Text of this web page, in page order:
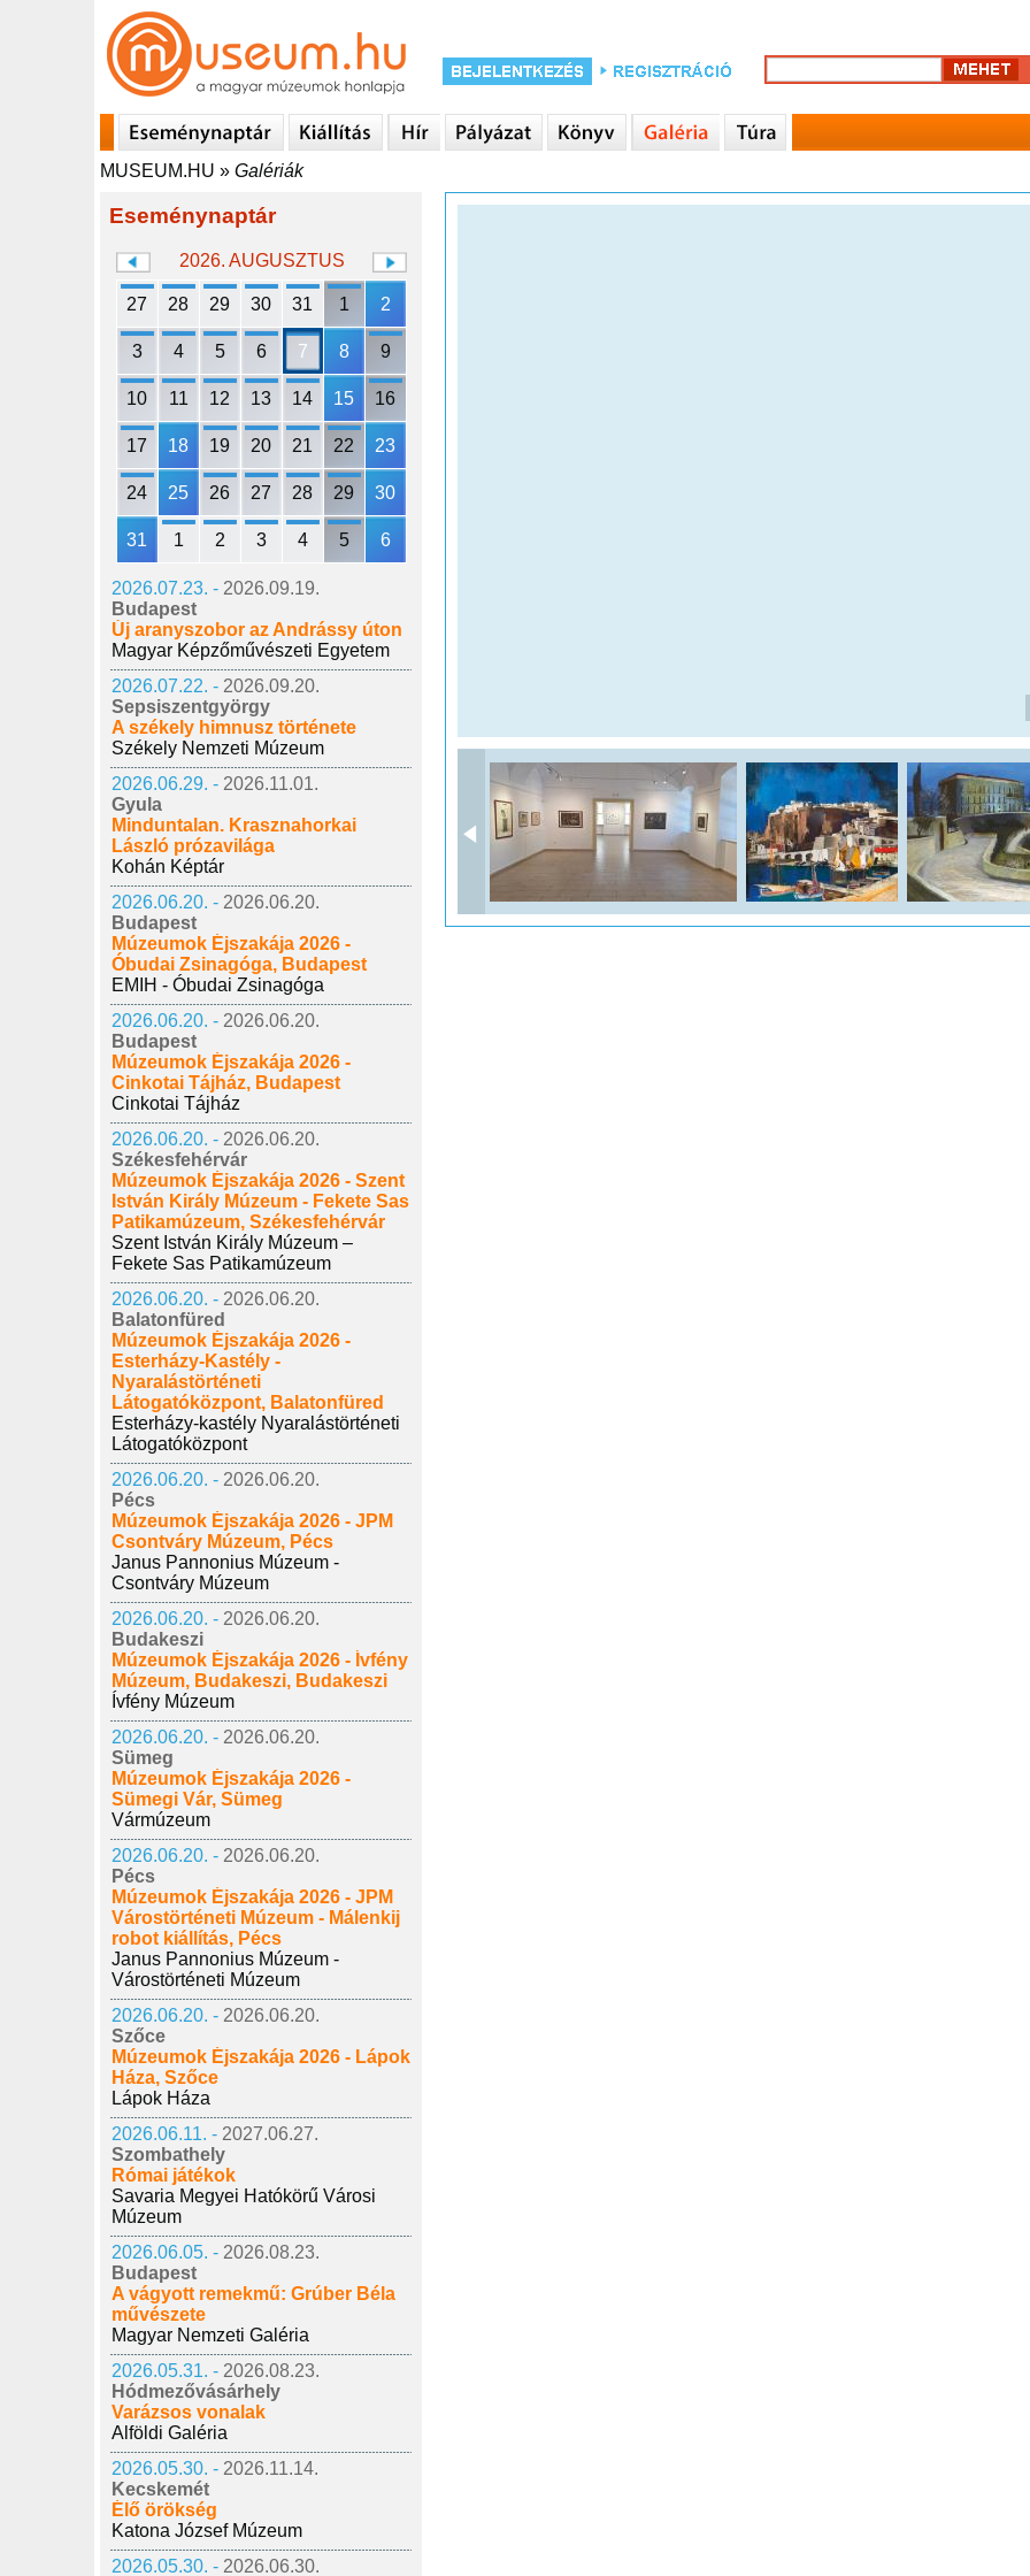
MUSEUM.HU » Galériák
Eseménynaptár
2026. AUGUSZTUS
27 28 29 30 31 1 2
3 4 5 6 7 8 9
10 11 12 13 14 15 16
17 18 19 20 21 22 23
24 25 26 27 28 29 30
31 1 2 3 4 5 6
2026.07.23. - 2026.09.19.
Budapest
Új aranyszobor az Andrássy úton
Magyar Képzőművészeti Egyetem
2026.07.22. - 2026.09.20.
Sepsiszentgyörgy
A székely himnusz története
Székely Nemzeti Múzeum
2026.06.29. - 2026.11.01.
Gyula
Minduntalan. Krasznahorkai
László prózavilága
Kohán Képtár
2026.06.20. - 2026.06.20.
Budapest
Múzeumok Éjszakája 2026 -
Óbudai Zsinagóga, Budapest
EMIH - Óbudai Zsinagóga
2026.06.20. - 2026.06.20.
Budapest
Múzeumok Éjszakája 2026 -
Cinkotai Tájház, Budapest
Cinkotai Tájház
2026.06.20. - 2026.06.20.
Székesfehérvár
Múzeumok Éjszakája 2026 - Szent
István Király Múzeum - Fekete Sas
Patikamúzeum, Székesfehérvár
Szent István Király Múzeum –
Fekete Sas Patikamúzeum
2026.06.20. - 2026.06.20.
Balatonfüred
Múzeumok Éjszakája 2026 -
Esterházy-Kastély -
Nyaralástörténeti
Látogatóközpont, Balatonfüred
Esterházy-kastély Nyaralástörténeti
Látogatóközpont
2026.06.20. - 2026.06.20.
Pécs
Múzeumok Éjszakája 2026 - JPM
Csontváry Múzeum, Pécs
Janus Pannonius Múzeum -
Csontváry Múzeum
2026.06.20. - 2026.06.20.
Budakeszi
Múzeumok Éjszakája 2026 - Ívfény
Múzeum, Budakeszi, Budakeszi
Ívfény Múzeum
2026.06.20. - 2026.06.20.
Sümeg
Múzeumok Éjszakája 2026 -
Sümegi Vár, Sümeg
Vármúzeum
2026.06.20. - 2026.06.20.
Pécs
Múzeumok Éjszakája 2026 - JPM
Várostörténeti Múzeum - Málenkij
robot kiállítás, Pécs
Janus Pannonius Múzeum -
Várostörténeti Múzeum
2026.06.20. - 2026.06.20.
Szőce
Múzeumok Éjszakája 2026 - Lápok
Háza, Szőce
Lápok Háza
2026.06.11. - 2027.06.27.
Szombathely
Római játékok
Savaria Megyei Hatókörű Városi
Múzeum
2026.06.05. - 2026.08.23.
Budapest
A vágyott remekmű: Grúber Béla
művészete
Magyar Nemzeti Galéria
2026.05.31. - 2026.08.23.
Hódmezővásárhely
Varázsos vonalak
Alföldi Galéria
2026.05.30. - 2026.11.14.
Kecskemét
Élő örökség
Katona József Múzeum
2026.05.30. - 2026.06.30.